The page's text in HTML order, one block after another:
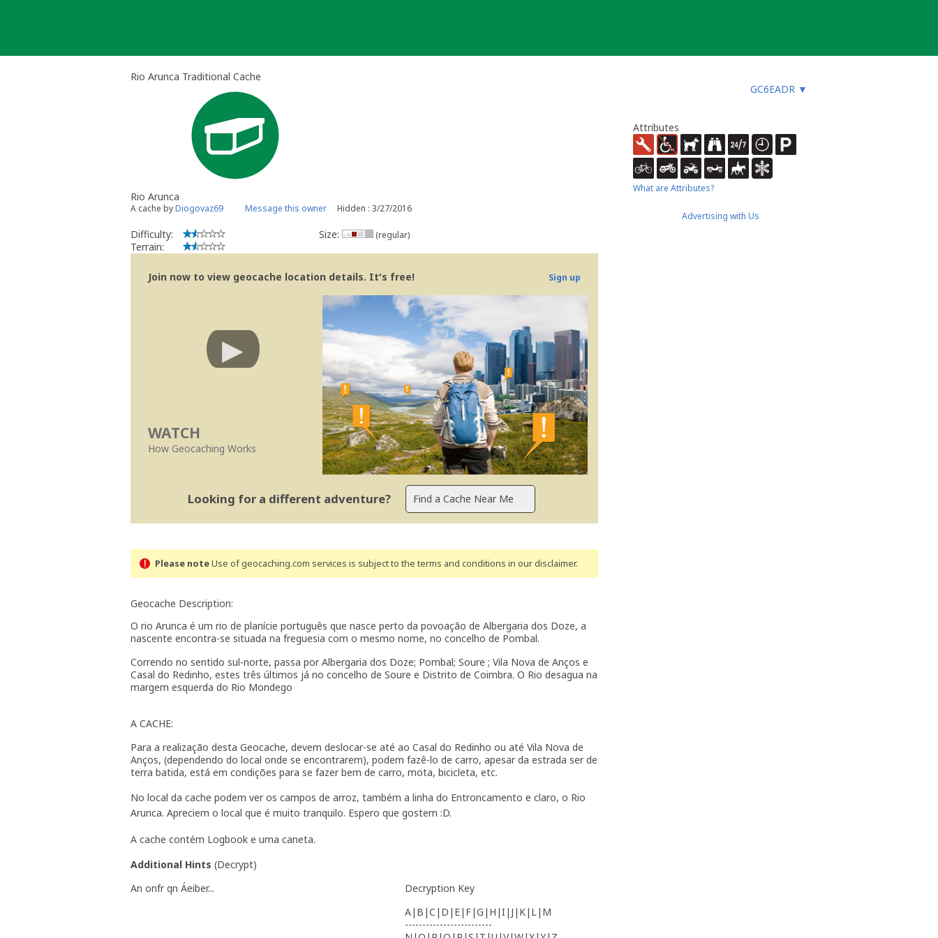
Rio Arunca Traditional Cache
GC6EADR ▼
Rio Arunca
A cache byDiogovaz69 Message this owner Hidden : 3/27/2016
Difficulty:
Terrain:
Size: (regular)
Join now to view geocache location details. It's free! Sign up
WATCH
How Geocaching Works
Looking for a different adventure?
Please noteUse of geocaching.com services is subject to the terms and conditions in our disclaimer.
Geocache Description:
O rio Arunca é um rio de planície português que nasce perto da povoação de Albergaria dos Doze, a
nascente encontra-se situada na freguesia com o mesmo nome, no concelho de Pombal.
Correndo no sentido sul-norte, passa por Albergaria dos Doze; Pombal; Soure ; Vila Nova de Anços e
Casal do Redinho, estes três últimos já no concelho de Soure e Distrito de Coimbra. O Rio desagua na
margem esquerda do Rio Mondego
A CACHE:
Para a realização desta Geocache, devem deslocar-se até ao Casal do Redinho ou até Vila Nova de
Anços, (dependendo do local onde se encontrarem), podem fazê-lo de carro, apesar da estrada ser de
terra batida, está em condições para se fazer bem de carro, mota, bicicleta, etc.
No local da cache podem ver os campos de arroz, também a linha do Entroncamento e claro, o Rio
Arunca. Apreciem o local que é muito tranquilo. Espero que gostem :D.
A cache contém Logbook e uma caneta.
Additional Hints (Decrypt)
An onfr qn Áeiber...
Decryption Key
A|B|C|D|E|F|G|H|I|J|K|L|M
-------------------------
Attributes
What are Attributes?
Advertising with Us